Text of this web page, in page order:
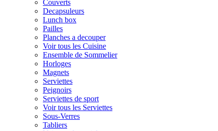
Couverts
Decapsuleurs
Lunch box
Pailles
Planches a decouper
Voir tous les Cuisine
Ensemble de Sommelier
Horloges
Magnets
Serviettes
Peignoirs
Serviettes de sport
Voir tous les Serviettes
Sous-Verres
Tabliers